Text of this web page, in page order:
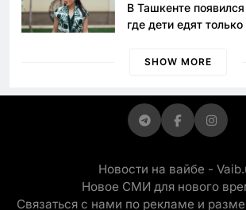
В Ташкенте
где дети едят
просить «кашу без
SHOW MORE
Новости на вайбе -
Новое СМИ для нового
Связаться с нами по рекламе и